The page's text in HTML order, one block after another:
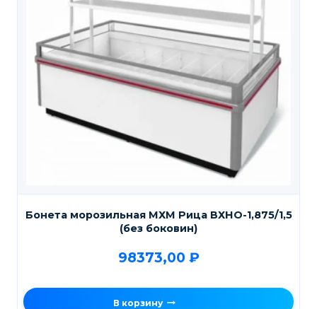
Бонета морозильная МХМ Рица ВХНО-1,875/1,5
(без боковин)
98373,00 ₽
В корзину